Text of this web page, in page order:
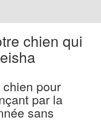
chien qui
pour
par la
sans